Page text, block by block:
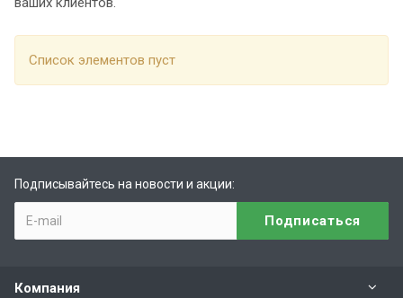
Список элементов пуст
Подписывайтесь на новости и акции:
Компания